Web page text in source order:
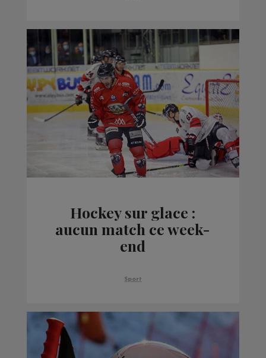
Hockey sur glace :
aucun match ce week-
end
Sport